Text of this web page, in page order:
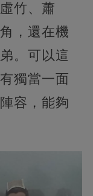
竹、蕭
，還在機
。可以這
獨當一面
容，能夠